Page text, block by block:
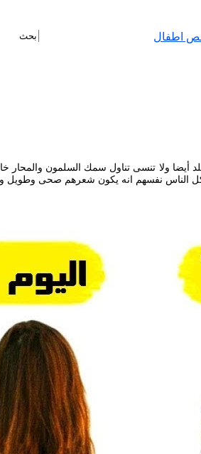
اطفال
بناء بصيلات الشعر وتجديد خلايا الجلد أيضا ولا تنسى تناول سمك